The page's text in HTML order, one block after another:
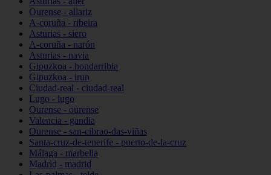
Ourense - allariz
A-coruña - ribeira
Asturias - siero
A-coruña - narón
Asturias - navia
Gipuzkoa - hondarribia
Gipuzkoa - irun
Ciudad-real - ciudad-real
Lugo - lugo
Ourense - ourense
Valencia - gandia
Ourense - san-cibrao-das-viñas
Santa-cruz-de-tenerife - puerto-de-la-cruz
Málaga - marbella
Madrid - madrid